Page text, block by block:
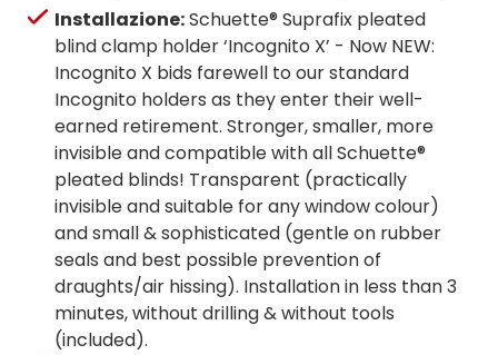
Installazione:Schuette® Suprafix pleated
blind clamp holder ‘Incognito X’ - Now NEW:
Incognito X bids farewell to our standard
Incognito holders as they enter their well-
earned retirement. Stronger, smaller, more
invisible and compatible with all Schuette®
pleated blinds! Transparent (practically
invisible and suitable for any window colour)
and small & sophisticated (gentle on rubber
seals and best possible prevention of
draughts/air hissing). Installation in less than 3
minutes, without drilling & without tools
(included).